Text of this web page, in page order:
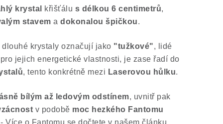
krystal křišťálu s délkou 6 centimetrů,
stavem a dokonalou špičkou.
krystaly označují jako "tužkové", lidé
jejich energetické vlastnosti, je zase řadí do
, tento konkrétně mezi Laserovou hůlku.
bílým až ledovým odstínem, uvnitř pak
v podobě moc hezkého Fantomu
Více o Fantomu se dočtete v našem článku